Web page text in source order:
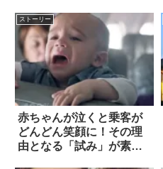
ストーリー
赤ちゃんが泣くと乗客が
どんどん笑顔に！その理
由となる「試み」が素敵